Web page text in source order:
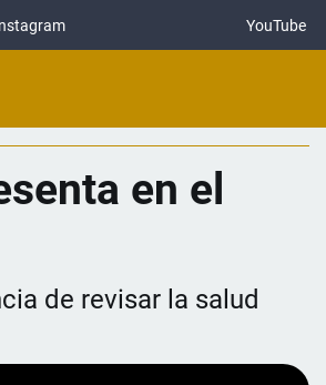
YouTube
en el
de revisar la salud